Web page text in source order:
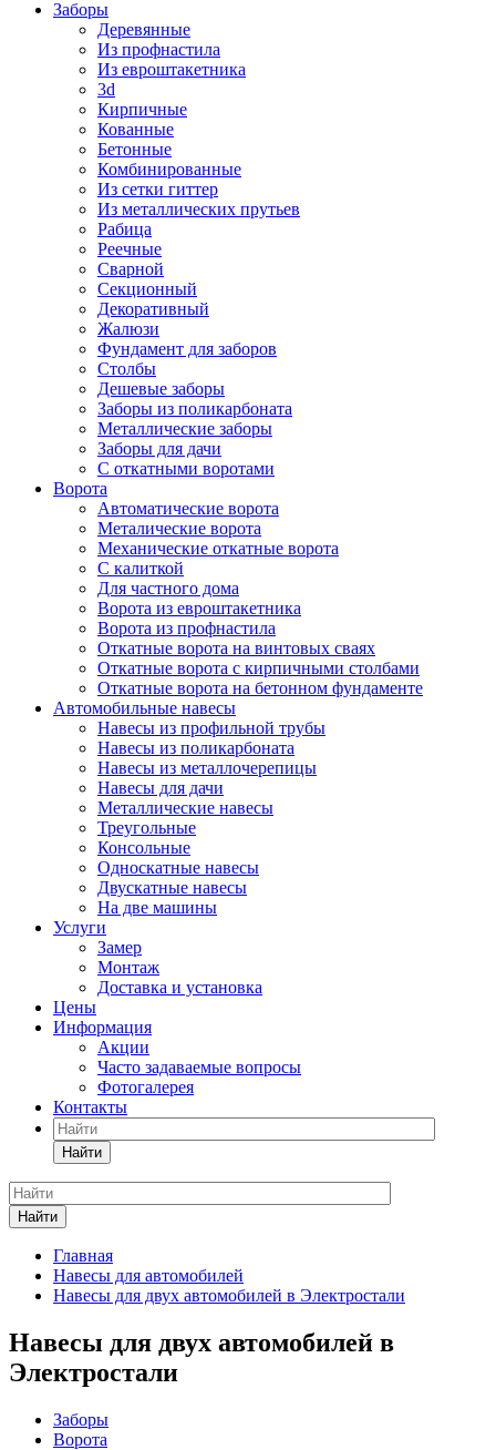
Заборы
Деревянные
Из профнастила
Из евроштакетника
3d
Кирпичные
Кованные
Бетонные
Комбинированные
Из сетки гиттер
Из металлических прутьев
Рабица
Реечные
Сварной
Секционный
Декоративный
Жалюзи
Фундамент для заборов
Столбы
Дешевые заборы
Заборы из поликарбоната
Металлические заборы
Заборы для дачи
С откатными воротами
Ворота
Автоматические ворота
Металические ворота
Механические откатные ворота
С калиткой
Для частного дома
Ворота из евроштакетника
Ворота из профнастила
Откатные ворота на винтовых сваях
Откатные ворота с кирпичными столбами
Откатные ворота на бетонном фундаменте
Автомобильные навесы
Навесы из профильной трубы
Навесы из поликарбоната
Навесы из металлочерепицы
Навесы для дачи
Металлические навесы
Треугольные
Консольные
Односкатные навесы
Двускатные навесы
На две машины
Услуги
Замер
Монтаж
Доставка и установка
Цены
Информация
Акции
Часто задаваемые вопросы
Фотогалерея
Контакты
Найти
Найти
Главная
Навесы для автомобилей
Навесы для двух автомобилей в Электростали
Навесы для двух автомобилей в
Электростали
Заборы
Ворота